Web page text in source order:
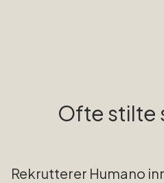
Ofte stilte
Rekrutterer Humano